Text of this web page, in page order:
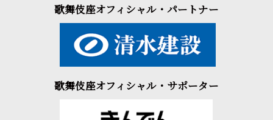
歌舞伎座オフィシャル・パートナー
歌舞伎座オフィシャル・サポーター